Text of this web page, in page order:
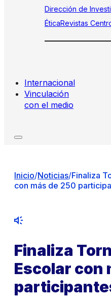
Dirección de
ÉticaRevistas
Internacional
Vinculación
con el medio
Inicio/Noticias/Finaliza
con más de 250
Finaliza
Escolar con